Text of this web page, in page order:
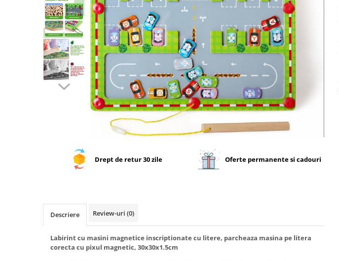
Drept de retur 30 zile Oferte permanente si cadouri
Descriere Review-uri (0)
Labirint cu masini magnetice inscriptionate cu litere, parcheaza masina pe litera
corecta cu pixul magnetic, 30x30x1.5cm